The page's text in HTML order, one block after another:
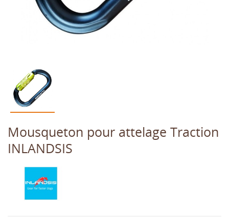
Mousqueton pour attelage Traction
INLANDSIS